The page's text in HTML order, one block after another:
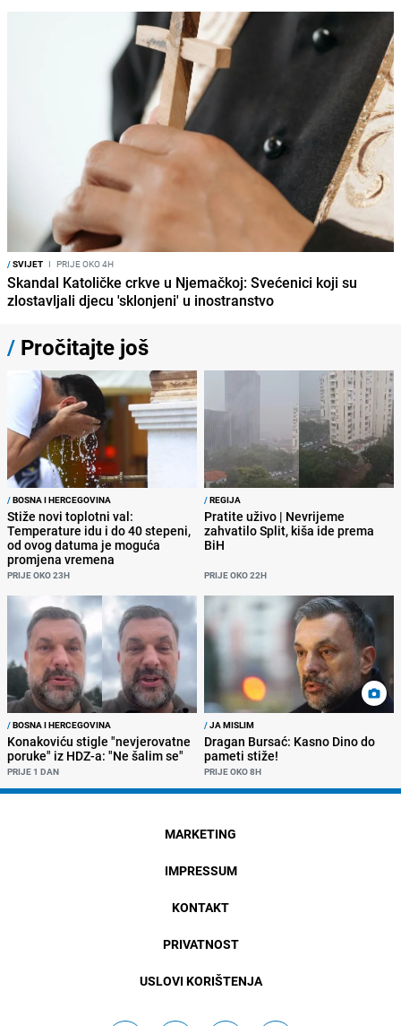
/SVIJET I PRIJE OKO 4H
Skandal Katoličke crkve u Njemačkoj: Svećenici koji su
zlostavljali djecu 'sklonjeni' u inostranstvo
/ Pročitajte još
/BOSNA I HERCEGOVINA
Stiže novi toplotni val:
Temperature idu i do 40 stepeni,
od ovog datuma je moguća
promjena vremena
PRIJE OKO 23H
/REGIJA
Pratite uživo | Nevrijeme
zahvatilo Split, kiša ide prema
BiH
PRIJE OKO 22H
/BOSNA I HERCEGOVINA
Konakoviću stigle "nevjerovatne
poruke" iz HDZ-a: "Ne šalim se"
PRIJE 1 DAN
/JA MISLIM
Dragan Bursać: Kasno Dino do
pameti stiže!
PRIJE OKO 8H
MARKETING
IMPRESSUM
KONTAKT
PRIVATNOST
USLOVI KORIŠTENJA